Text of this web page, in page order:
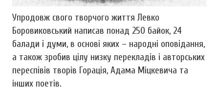
Упродовж свого творчого життя Левко
Боровиковський написав понад 250 байок, 24
балади і думи, в основі яких – народні оповідання,
а також зробив цілу низку перекладів і авторських
переспівів творів Горація, Адама Міцкевича та
інших поетів.